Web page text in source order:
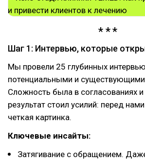
Шаг 1: Интервью, которые
Мы провели 25 глубинных
потенциальными и существующими
Сложность была в согласованиях и
результат стоил усилий: перед
четкая картинка.
Ключевые инсайты:
Затягивание с обращением.